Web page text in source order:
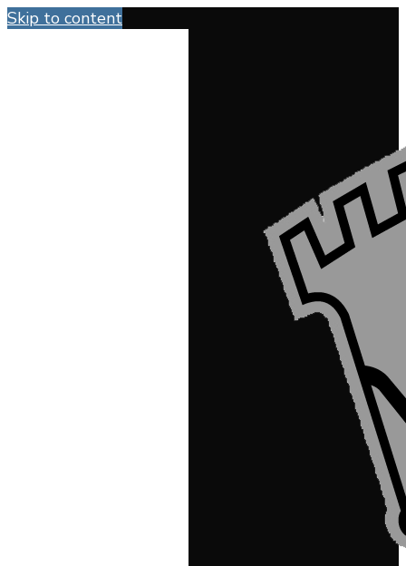
Skip to content